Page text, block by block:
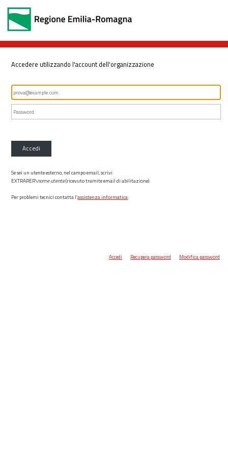
Accedere utilizzando l'account dell'organizzazione
Accedi
Se sei un utente esterno, nel campo email, scrivi
EXTRARER\nome utente(ricevuto tramite email di abilitazione)
Per problemi tecnici contatta l’assistenza informatica.
Accedi Recupera password Modifica password